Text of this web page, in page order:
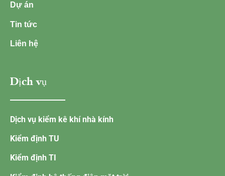
Dự án
Tin tức
Liên hệ
Dịch vụ
Dịch vụ kiểm kê khí nhà kính
Kiểm định TU
Kiểm định TI